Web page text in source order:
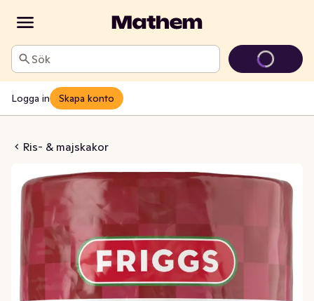
Sök
Logga in Skapa konto
Ris- & majskakor
Paprika